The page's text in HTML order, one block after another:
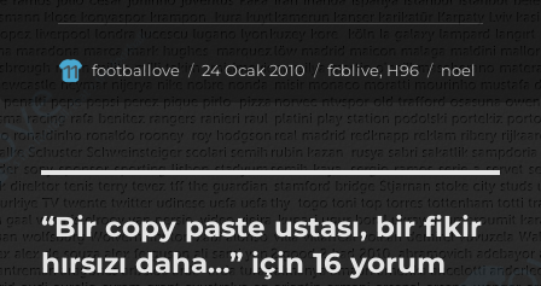
Yazar
footballove
Yayın
24 Ocak 2010 Kategoriler
fcblive, H96 Etiketler
noel
“Bir copy paste ustası, bir fikir
hırsızı daha…” için 16 yorum